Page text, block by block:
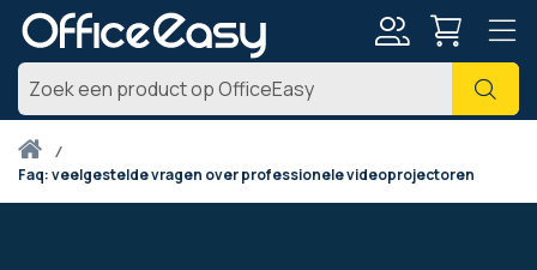
Zoek
Thuis
faq: veelgestelde vragen over professionele videoprojectoren